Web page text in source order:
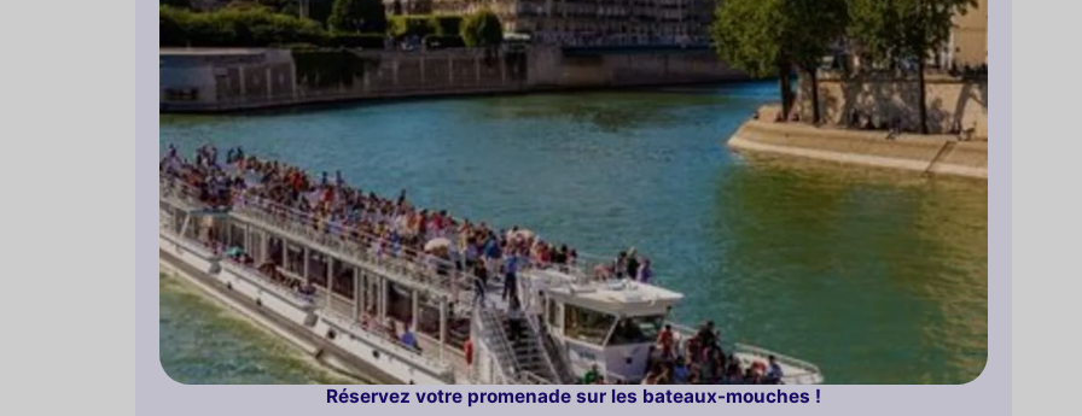
Réservez votre promenade sur les bateaux-mouches !